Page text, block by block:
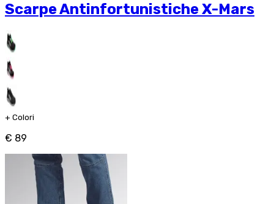
Scarpe Antinfortunistiche X-Mars
+ Colori
€ 89